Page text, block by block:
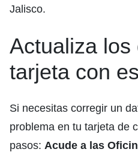
Jalisco.
Actualiza los
tarjeta con
Si necesitas corregir un
problema en tu tarjeta de
pasos: Acude a las